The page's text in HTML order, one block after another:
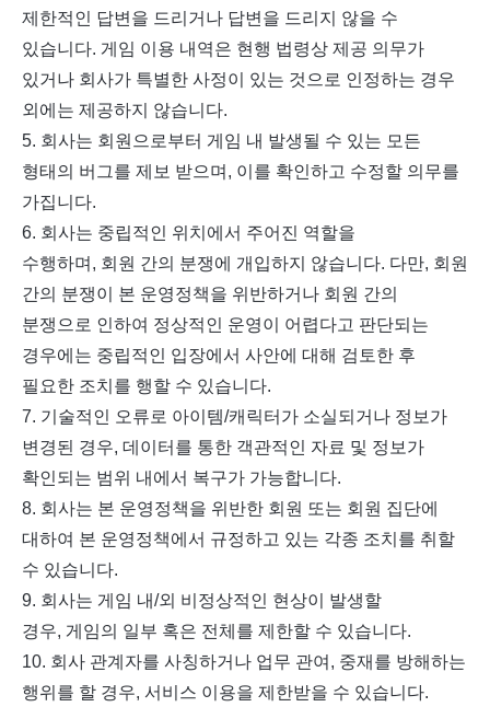
제한적인 답변을 드리거나 답변을 드리지 않을 수
있습니다. 게임 이용 내역은 현행 법령상 제공 의무가
있거나 회사가 특별한 사정이 있는 것으로 인정하는 경우
외에는 제공하지 않습니다.
5. 회사는 회원으로부터 게임 내 발생될 수 있는 모든
형태의 버그를 제보 받으며 , 이를 확인하고 수정할 의무를
가집니다.
6. 회사는 중립적인 위치에서 주어진 역할을
수행하며 , 회원 간의 분쟁에 개입하지 않습니다. 다만, 회원
간의 분쟁이 본 운영정책을 위반하거나 회원 간의
분쟁으로 인하여 정상적인 운영이 어렵다고 판단되는
경우에는 중립적인 입장에서 사안에 대해 검토한 후
필요한 조치를 행할 수 있습니다.
7. 기술적인 오류로 아이템/캐릭터가 소실되거나 정보가
변경된 경우, 데이터를 통한 객관적인 자료 및 정보가
확인되는 범위 내에서 복구가 가능합니다.
8. 회사는 본 운영정책을 위반한 회원 또는 회원 집단에
대하여 본 운영정책에서 규정하고 있는 각종 조치를 취할
수 있습니다.
9. 회사는 게임 내/외 비정상적인 현상이 발생할
경우, 게임의 일부 혹은 전체를 제한할 수 있습니다.
10. 회사 관계자를 사칭하거나 업무 관여 , 중재를 방해하는
행위를 할 경우, 서비스 이용을 제한받을 수 있습니다.